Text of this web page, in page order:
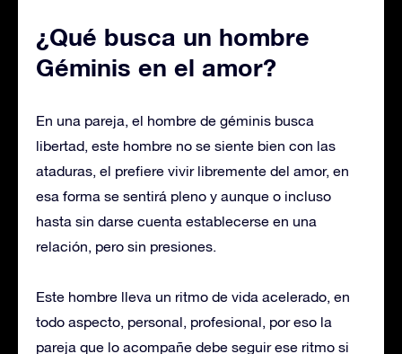
¿Qué busca un hombre
Géminis en el amor?
En una pareja, el hombre de géminis busca
libertad, este hombre no se siente bien con las
ataduras, el prefiere vivir libremente del amor, en
esa forma se sentirá pleno y aunque o incluso
hasta sin darse cuenta establecerse en una
relación, pero sin presiones.
Este hombre lleva un ritmo de vida acelerado, en
todo aspecto, personal, profesional, por eso la
pareja que lo acompañe debe seguir ese ritmo si